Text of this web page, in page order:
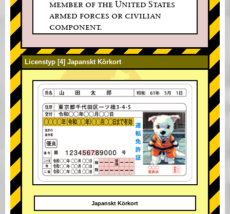
member of the United States
armed forces or civilian
component.
Licenstyp [4] Japanskt Körkort
Japanskt Körkort